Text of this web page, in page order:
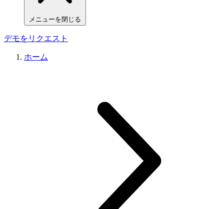
メニューを閉じる
デモをリクエスト
ホーム